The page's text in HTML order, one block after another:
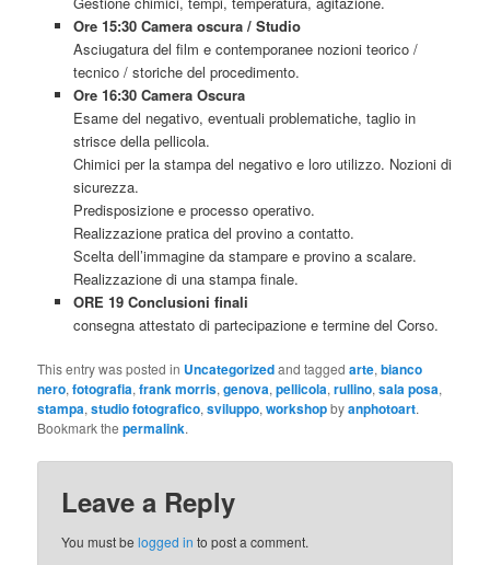
Ore 15:30 Camera oscura / Studio
Asciugatura del film e contemporanee nozioni teorico /
tecnico / storiche del procedimento.
Ore 16:30 Camera Oscura
Esame del negativo, eventuali problematiche, taglio in
strisce della pellicola.
Chimici per la stampa del negativo e loro utilizzo. Nozioni di
sicurezza.
Predisposizione e processo operativo.
Realizzazione pratica del provino a contatto.
Scelta dell’immagine da stampare e provino a scalare.
Realizzazione di una stampa finale.
ORE 19 Conclusioni finali
consegna attestato di partecipazione e termine del Corso.
This entry was posted in Uncategorizedand taggedarte,bianco
nero,fotografia,frank morris,genova,pellicola,rullino,sala posa,
stampa,studio fotografico,sviluppo,workshopbyanphotoart.
Bookmark thepermalink.
Leave a Reply
You must belogged in to post a comment.